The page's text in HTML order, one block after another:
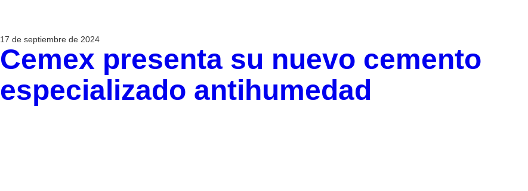
17 de septiembre de 2024
Cemex presenta su nuevo cemento
especializado antihumedad